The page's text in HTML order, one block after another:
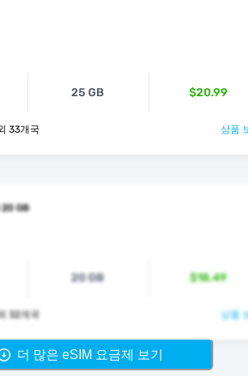
25 GB $20.99
그 외 33개국 상품
GB
20 GB $18.49
그 외 32개국 상품
더 많은 eSIM 요금제 보기